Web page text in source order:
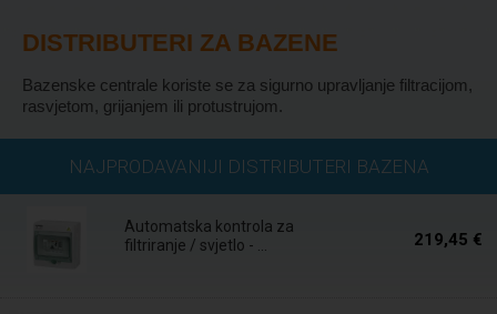
DISTRIBUTERI ZA BAZENE
Bazenske centrale koriste se za sigurno upravljanje filtracijom,
rasvjetom, grijanjem ili protustrujom.
NAJPRODAVANIJI DISTRIBUTERI BAZENA
Automatska kontrola za
filtriranje / svjetlo - ...
219,45 €
Isporuka u roku
24 sata